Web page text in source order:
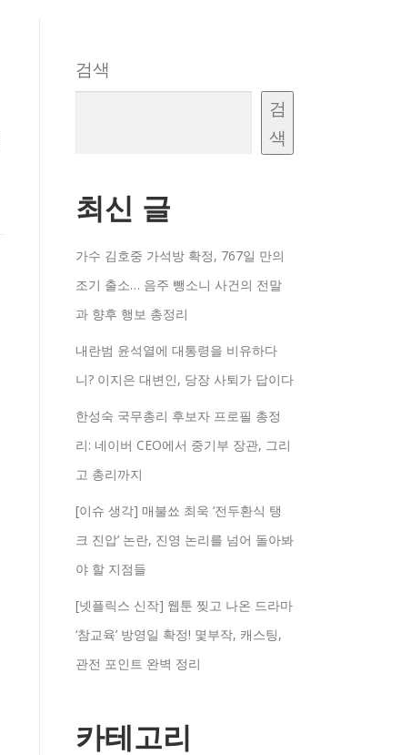
검색
검
색
최신 글
가수 김호중 가석방 확정, 767일 만의
조기 출소… 음주 뺑소니 사건의 전말
과 향후 행보 총정리
내란범 윤석열에 대통령을 비유하다
니? 이지은 대변인, 당장 사퇴가 답이다
한성숙 국무총리 후보자 프로필 총정
리: 네이버 CEO에서 중기부 장관, 그리
고 총리까지
[이슈 생각] 매불쑈 최욱 ‘전두환식 탱
크 진압’ 논란, 진영 논리를 넘어 돌아봐
야 할 지점들
[넷플릭스 신작] 웹툰 찢고 나온 드라마
‘참교육’ 방영일 확정! 몇부작, 캐스팅,
관전 포인트 완벽 정리
카테고리